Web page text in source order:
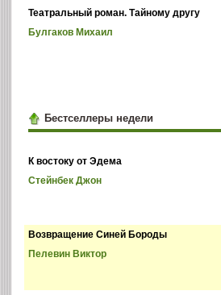
Театральный роман. Тайному другу
Булгаков Михаил
Бестселлеры недели
К востоку от Эдема
Стейнбек Джон
Возвращение Синей Бороды
Пелевин Виктор